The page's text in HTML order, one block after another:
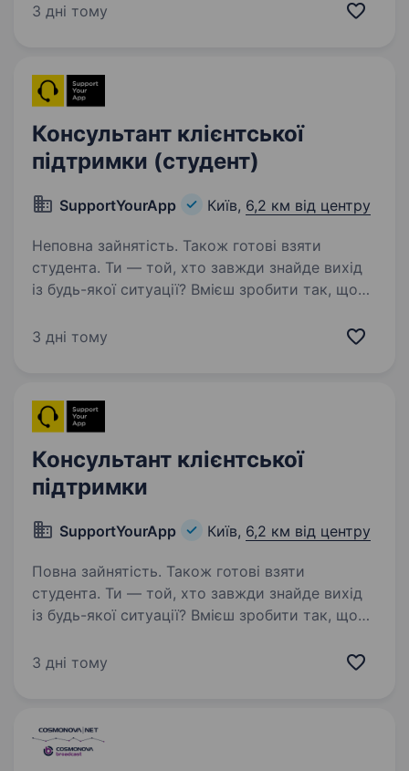
моніторингу транспорту. Запрошуємо
3 дні тому
Консультант клієнтської
підтримки (студент)
SupportYourApp Київ, 6,2 км від центру
Неповна зайнятість. Також готові взяти
студента. Ти — той, хто завжди знайде вихід
із будь-якої ситуації? Вмієш зробити так, щоб
ця можливість точно для тебе! Ставай
3 дні тому
Консультант клієнтської
підтримки
SupportYourApp Київ, 6,2 км від центру
Повна зайнятість. Також готові взяти
студента. Ти — той, хто завжди знайде вихід
із будь-якої ситуації? Вмієш зробити так, щоб
ця можливість точно для тебе! Ставай
3 дні тому